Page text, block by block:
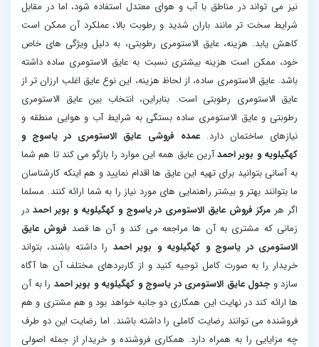
نیز می تواند در مناطق با آب و هوای معتدل استفاده شود، اما در مقابل
شرایط سخت تر مانند باران شدید و رطوبت بالا، عملکرد آن ممکن است
کاهش یابد. هزینه، عایق الاستومری رطوبتی، به دلیل ویژگی های خاص
خود، ممکن است هزینه بیشتری نسبت به عایق الاستومری ساده داشته
باشد. عایق الاستومری ساده، از لحاظ هزینه، این نوع عایق اغلب ارزان تر از
عایق الاستومری رطوبتی است. بنابراین، انتخاب بین عایق الاستومری
رطوبتی و عایق الاستومری ساده بستگی به شرایط آب و هوایی منطقه و
نیازهای ساختمان دارد.عمده فروشی عایق الاستومری در یاسوج و
کهگیلویه و بویر احمدآرین عایق همه این موارد را بازگو می کند تا هم شما
به آسانی بتوانید برای تهیه این عایق ها اقدام نمایید و هم اینکه کارشناسان
ما بتوانند بهتر و بیشتر راهنمایی های مورد نیاز را به شما ارائه کنند. مسلما
اگر هر مرکز فروش عایق الاستومری در یاسوج و کهگیلویه و بویر احمد در
زمانی که مشتری به آن ها مراجعه می کند و آن ها قصد فروش عایق
الاستومری در یاسوج و کهگیلویه و بویر احمد را داشته باشند، بتواند
خریدار را به صورت کامل توجیه کنید و از کاربردهای مختلف آن ها آگاه
سازد و جدول عایق الاستومری در یاسوج و کهگیلویه و بویر احمد را به آن
ها ارائه کند در نهایت این همکاری دو جانبه خواهد بود و هم مشتری و هم
فروشنده می توانند رضایت کاملی را داشته باشند. اما رضایت این دو طرف
چه مزایایی را به همراه دارد. همکاری فروشنده و خریدار از جمله اصولی